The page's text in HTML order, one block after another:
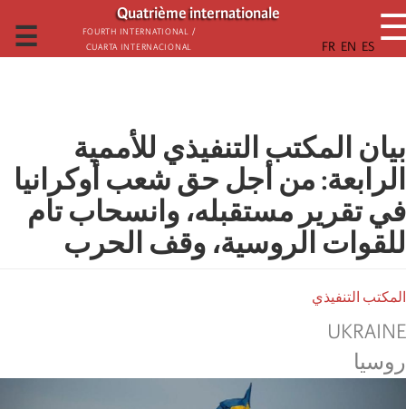
تجاوز
إلى
المحتوى
Quatrième internationale
Fourth International /
Cuarta Internacional
☰
بيان المكتب التنفيذي للأممية
الرابعة: من أجل حق شعب أوكرانيا
في تقرير مستقبله، وانسحاب تام
للقوات الروسية، وقف الحرب
المكتب التنفيذي
UKRAINE
روسیا